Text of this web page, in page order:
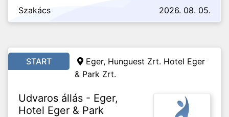
Szakács 2026. 08. 05.
START
Eger, Hunguest Zrt. Hotel Eger
& Park Zrt.
Udvaros állás - Eger,
Hotel Eger & Park